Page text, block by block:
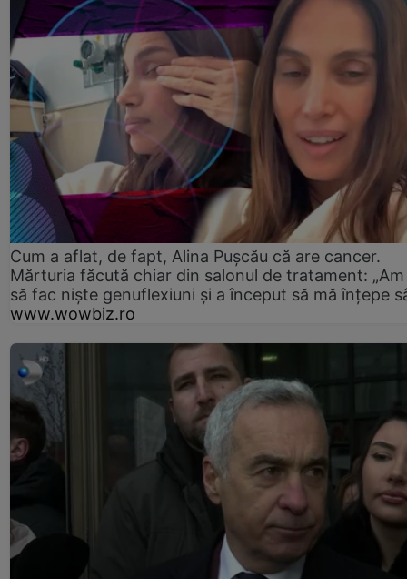
Cum a aflat, de fapt, Alina Pușcău că are cancer.
Mărturia făcută chiar din salonul de tratament:
să fac niște genuflexiuni și a început să mă înțepe
www.wowbiz.ro